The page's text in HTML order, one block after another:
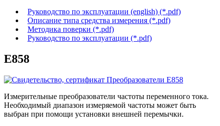
Руководство по эксплуатации (english) (*.pdf)
Описание типа средства измерения (*.pdf)
Методика поверки (*.pdf)
Руководство по эксплуатации (*.pdf)
Е858
Измерительные преобразователи частоты переменного тока.
Необходимый диапазон измеряемой частоты может быть
выбран при помощи установки внешней перемычки.